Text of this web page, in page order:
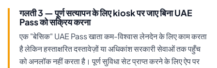
गलती 3 — पूर्ण सत्यापन के लिए kiosk पर जाए बिना UAE
Pass को सक्रिय करना
एक "बेसिक" UAE Pass खाता कम-विश्वास लेनदेन के लिए काम करता
है लेकिन हस्ताक्षरित दस्तावेज़ों या अधिकांश सरकारी सेवाओं तक पहुँच
को अनलॉक नहीं करता है। पूर्ण सुविधा सेट प्राप्त करने के लिए ऐप पर